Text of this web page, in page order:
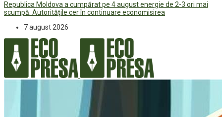
Republica Moldova a cumpărat pe 4 august energie de 2-3 ori mai
scumpă. Autoritățile cer în continuare economisirea
7 august 2026